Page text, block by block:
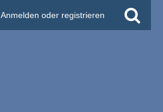
Anmelden oder registrieren